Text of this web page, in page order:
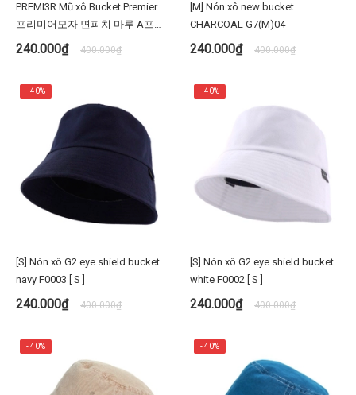
PREMI3R Mũ xô Bucket Premier
프리미어모자 면피치 마루 A프레
임 버킷햇 [S/M] 가을용 벙거지 피
치워싱 premi3r
240.000₫ 400.000₫
[M] Nón xô new bucket
CHARCOAL G7(M)04
240.000₫ 400.000₫
- 40%
[S] Nón xô G2 eye shield bucket
navy F0003 [ S ]
240.000₫ 400.000₫
- 40%
[S] Nón xô G2 eye shield bucket
white F0002 [ S ]
240.000₫ 400.000₫
- 40% - 40%